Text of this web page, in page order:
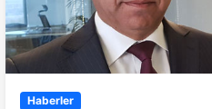
Haberler